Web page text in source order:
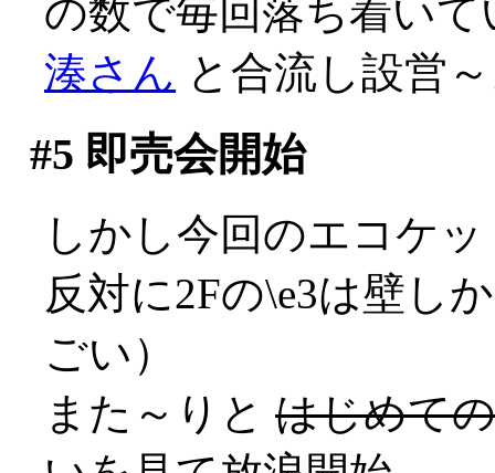
の数で毎回落ち着い
湊さん と合流し設営
#5 即売会開始
しかし今回のエコケ
反対に2Fの\e3は壁し
ごい）
また～りと はじめての